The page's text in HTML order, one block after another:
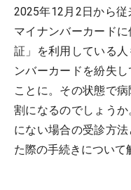
2025年12月2日から
マイナンバーカード
証」を利用している
ンバーカードを紛失
ことに。その状態で
割になるのでしょう
にない場合の受診方
た際の手続きについて